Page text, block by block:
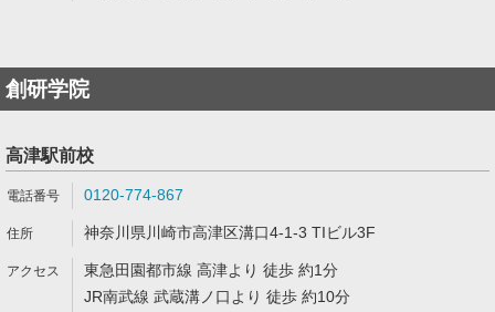
創研学院
高津駅前校
0120-774-867
神奈川県川崎市高津区溝口4-1-3 TIビル3F
東急田園都市線 高津より 徒歩 約1分
JR南武線 武蔵溝ノ口より 徒歩 約10分